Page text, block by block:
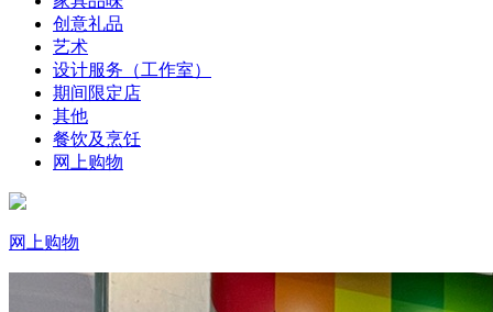
创意礼品
艺术
设计服务（工作室）
期间限定店
其他
餐饮及烹饪
网上购物
网上购物